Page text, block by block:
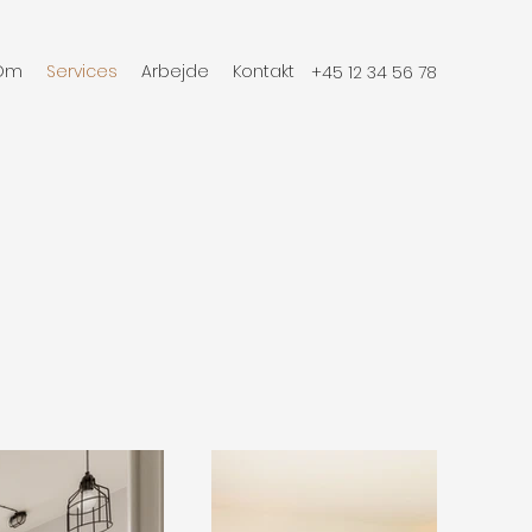
Services Arbejde Kontakt +45 12 34 56 78